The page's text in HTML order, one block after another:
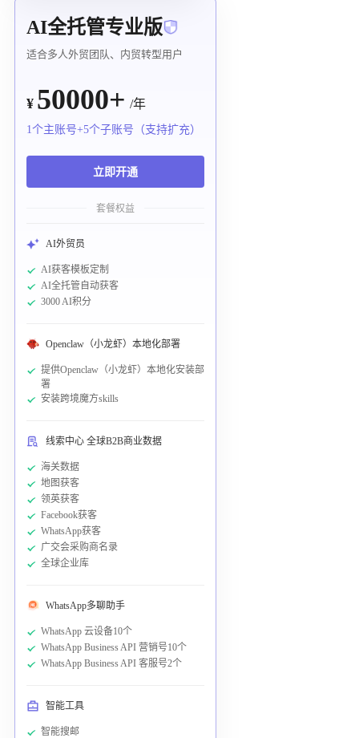
AI全托管专业版
适合多人外贸团队、内贸转型用户
¥ 50000+ /年
1个主账号+5个子账号（支持扩充）
立即开通
套餐权益
AI外贸员
AI获客模板定制
AI全托管自动获客
3000 AI积分
Openclaw（小龙虾）本地化部署
提供Openclaw（小龙虾）本地化安装部
署
安装跨境魔方skills
线索中心 全球B2B商业数据
海关数据
地图获客
领英获客
Facebook获客
WhatsApp获客
广交会采购商名录
全球企业库
WhatsApp多聊助手
WhatsApp 云设备10个
WhatsApp Business API 营销号10个
WhatsApp Business API 客服号2个
智能工具
智能搜邮